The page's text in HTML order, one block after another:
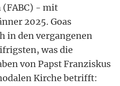
(FABC) - mit
2025. Goas
in den vergangenen
was die
von Papst Franziskus
Kirche betrifft: